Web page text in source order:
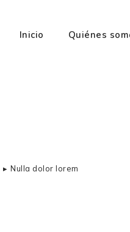
Inicio Quiénes
Nulla dolor lorem